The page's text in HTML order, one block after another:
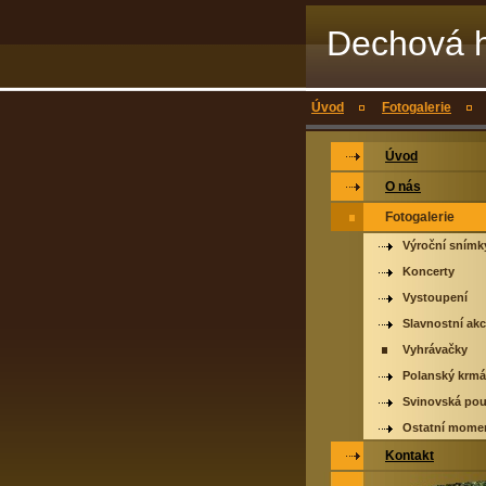
Dechová
Úvod Fotogalerie
Úvod
O nás
Fotogalerie
Výroční
Koncerty
Vystoupení
Slavnostní
Vyhrávačky
Polanský
Svinovská
Ostatní
Kontakt